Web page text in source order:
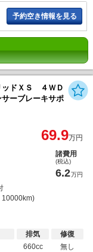
予約空き情報を見る
ッドＸＳ ４ＷＤ
ーブレーキサポ
69.9万円
諸費用
(税込)
6.2万円
10000km)
排気
660cc
修復
無し